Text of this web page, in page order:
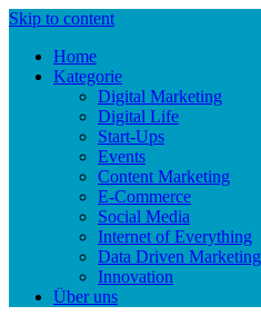
Skip to content
Home
Kategorie
Digital Marketing
Digital Life
Start-Ups
Events
Content Marketing
E-Commerce
Social Media
Internet of Everything
Data Driven Marketing
Innovation
Über uns